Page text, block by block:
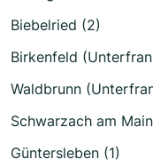
Biebelried (2)
Birkenfeld
Waldbrunn
Schwarzach am
Güntersleben (1)